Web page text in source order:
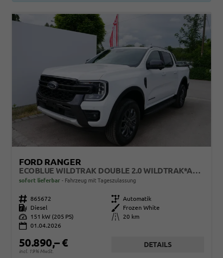
FORD RANGER
ECOBLUE WILDTRAK DOUBLE 2.0 WILDTRAK*AHK*NAVI*LED*PDC*KAMERA*TEMPOMAT*SHZ*KLIMA
sofort lieferbar Fahrzeug mit Tageszulassung
Fahrzeugnr. 865672 Getriebe Automatik
Kraftstoff
Diesel Außenfarbe
Frozen White
Leistung
151 kW (205 PS) Kilometerstand
20 km
01.04.2026
50.890,– €
incl. 19% MwSt.
DETAILS